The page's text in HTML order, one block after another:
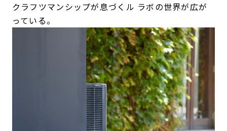
クラフツマンシップが息づくル ラボの世界が広が
っている。